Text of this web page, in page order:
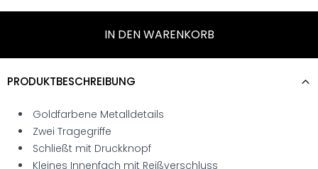
IN DEN WARENKORB
PRODUKTBESCHREIBUNG
Goldfarbene Metalldetails
Zwei Tragegriffe
Schließt mit Druckknopf
Kleines Innenfach mit Reißverschluss